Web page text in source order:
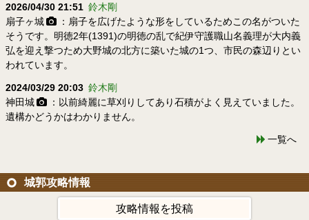
2026/04/30 21:51 鈴木剛
扇子ヶ城
：扇子を広げたような形をしているためこの名がついた
そうです。明徳2年(1391)の明徳の乱で紀伊守護職山名義理が大内義
弘を迎え撃つため大野城の北方に築いた城の1つ、市民の森辺りとい
われています。
2024/03/29 20:03 鈴木剛
神田城
：以前綺麗に草刈りしてあり石積がよく見えていました。
遺構かどうかはわかりません。
一覧へ
城郭攻略情報
攻略情報を投稿